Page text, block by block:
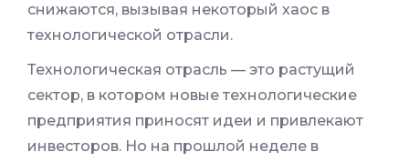
снижаются, вызывая некоторый хаос в
технологической отрасли.
Технологическая отрасль — это растущий
сектор, в котором новые технологические
предприятия приносят идеи и привлекают
инвесторов. Но на прошлой неделе в